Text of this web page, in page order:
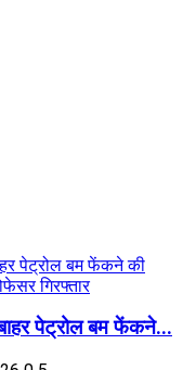
पेट्रोल बम फेंकने...